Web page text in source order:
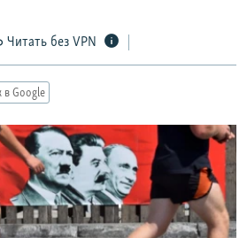
Читать без VPN
в Google